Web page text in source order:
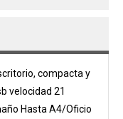
compacta y
velocidad 21
Hasta A4/Oficio